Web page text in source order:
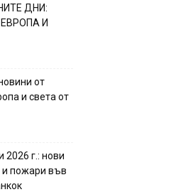
ДНИ:
И
от
и света от
2026 г.: нови
пожари във